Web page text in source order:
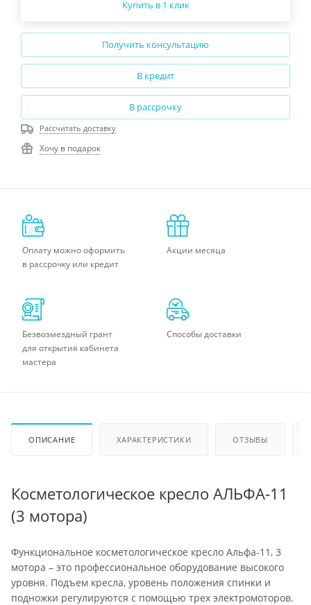
Купить в 1 клик
Получить консультацию
В кредит
В рассрочку
Рассчитать доставку
Хочу в подарок
Оплату можно оформить
в рассрочку или кредит
Акции месяца
Безвозмездный грант
для открытия кабинета
мастера
Способы доставки
ОПИСАНИЕ ХАРАКТЕРИСТИКИ ОТЗЫВЫ
Косметологическое кресло АЛЬФА-11
(3 мотора)
Функциональное косметологическое кресло Альфа-11, 3
мотора – это профессиональное оборудование высокого
уровня. Подъем кресла, уровень положения спинки и
подножки регулируются с помощью трех электромоторов.